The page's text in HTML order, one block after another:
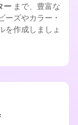
ーまで、豊富な
ーズやカラー・
を作成しましょ